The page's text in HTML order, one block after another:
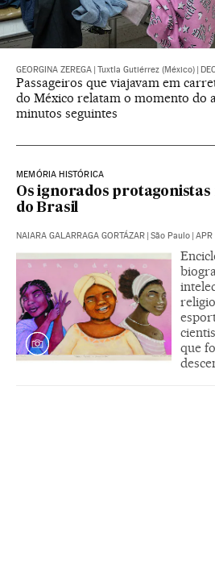
GEORGINA ZEREGA Tuxtla Gutiérrez (México)
Passageiros que viajavam em
do México relatam o momento do
minutos seguintes
MEMÓRIA HISTÓRICA
Os ignorados
do Brasil
NAIARA GALARRAGA GORTÁZAR São Paulo
que